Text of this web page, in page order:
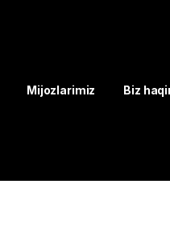
Mijozlarimiz Biz